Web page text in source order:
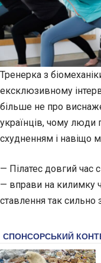
Тренерка з
ексклюзивному
більше не про
українців, чому люди
схудненням і навіщо
— Пілатес довгий час
— вправи на килимку
ставлення так сильно